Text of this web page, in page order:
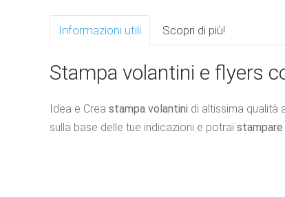
Informazioni utili Scopri di più!
Stampa volantini e flyers
Idea e Crea stampa volantini di altissima qualità
sulla base delle tue indicazioni e potrai stampare